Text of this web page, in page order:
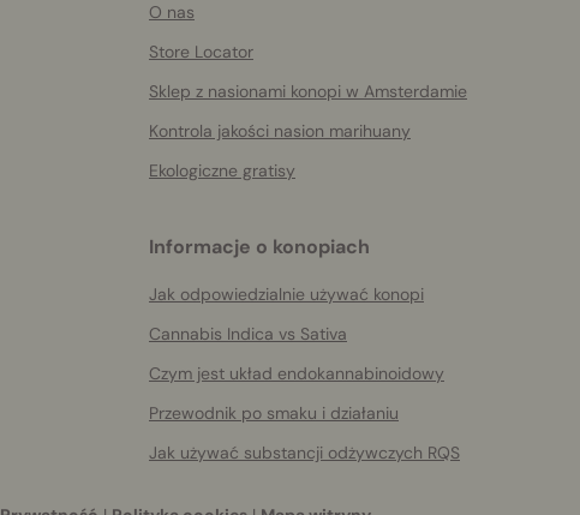
O nas
Store Locator
Sklep z nasionami konopi w Amsterdamie
Kontrola jakości nasion marihuany
Ekologiczne gratisy
Informacje o konopiach
Jak odpowiedzialnie używać konopi
Cannabis Indica vs Sativa
Czym jest układ endokannabinoidowy
Przewodnik po smaku i działaniu
Jak używać substancji odżywczych RQS